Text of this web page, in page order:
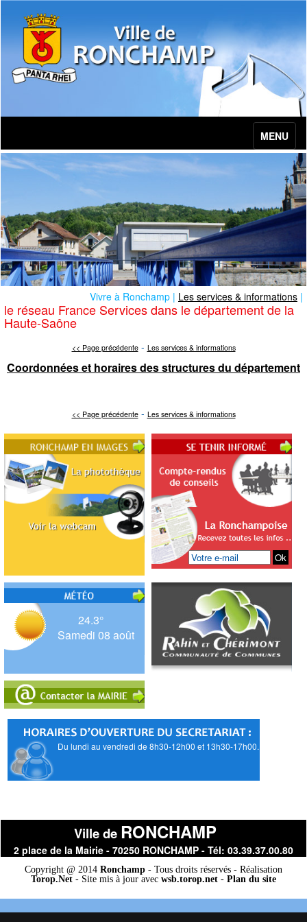
MENU
Vivre à Ronchamp | Les services & informations |
le réseau France Services dans le département de la
Haute-Saône
<< Page précédente- Les services & informations
Coordonnées et horaires des structures du département
<< Page précédente- Les services & informations
24.3°
Samedi 08 août
Du lundi au vendredi de 8h30-12h00 et 13h30-17h00.
Ville de RONCHAMP
2 place de la Mairie - 70250 RONCHAMP - Tél: 03.39.37.00.80
Copyright @ 2014 Ronchamp- Tous droits réservés - Réalisation
Torop.Net- Site mis à jour avec wsb.torop.net- Plan du site